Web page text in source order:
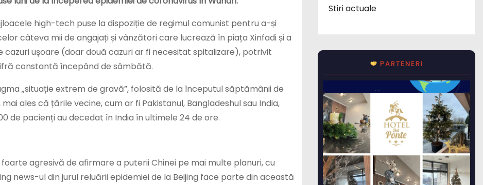
high-tech puse la dispoziție de regimul comunist pentru a-și
câteva mii de angajați și vânzători care lucrează în piața Xinfadi și a
cazuri ușoare (doar două cazuri ar fi necesitat spitalizare), potrivit
constantă începând de sâmbătă.
„situație extrem de gravă”, folosită de la începutul săptămânii de
ales că țările vecine, cum ar fi Pakistanul, Bangladeshul sau India,
de pacienți au decedat în India în ultimele 24 de ore.
agresivă de afirmare a puterii Chinei pe mai multe planuri, cu
news-ul din jurul reluării epidemiei de la Beijing face parte din această
Stiri actuale
PARTENERI